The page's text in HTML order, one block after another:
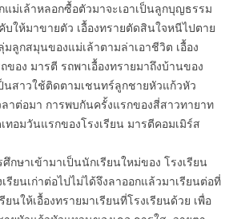
ม่เล้าหลอกซื้อตัวมาจะเอาเป็นลูกบุญธรรม
บให้มาขายตัว เอื้องทรายตัดสินใจหนีไปตาย
ลูกสมุนของแม่เล้าตามล่าเอาชีวิต เอื้อง
ของ มารตี รถพาเอื้องทรายมาถึงบ้านของ
นสาวใช้ติดตามเชนทร์ลูกชายหัวแก้วหัว
าต่อมา การพบกันครั้งแรกของสี่สาวทายาท
ทอมวันแรกของโรงเรียน มารตีคอมเมิร์ส
กษาเข้ามาเป็นนักเรียนใหม่ของ โรงเรียน
รียนเก่าต่อไปไม่ได้จึงลาออกแล้วมาเรียนต่อที่
ยนให้เอื้องทรายมาเรียนที่โรงเรียนด้วย เพื่อ